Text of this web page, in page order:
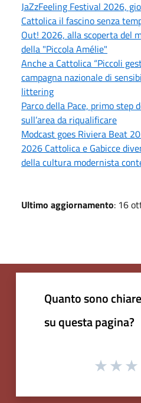
JaZzFeeling Festival 2026,
Cattolica il fascino senza
Out! 2026, alla scoperta del
della "Piccola Amélie"
Anche a Cattolica “Piccoli
campagna nazionale di
littering
Parco della Pace, primo step
sull’area da riqualificare
Modcast goes Riviera Beat
2026 Cattolica e Gabicce
della cultura modernista
Ultimo aggiornamento: 16
Quanto sono
su questa pagina?